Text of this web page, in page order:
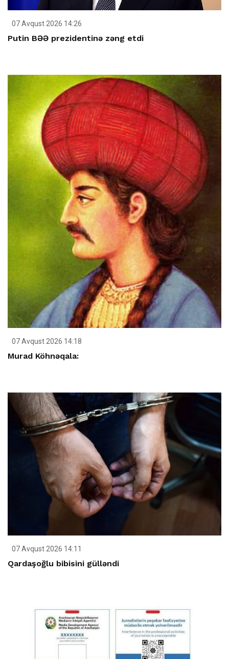
07 Avqust 2026 14:26
Putin BƏƏ prezidentinə zəng etdi
07 Avqust 2026 14:18
Murad Köhnəqala:
07 Avqust 2026 14:11
Qardaşoğlu bibisini gülləndi